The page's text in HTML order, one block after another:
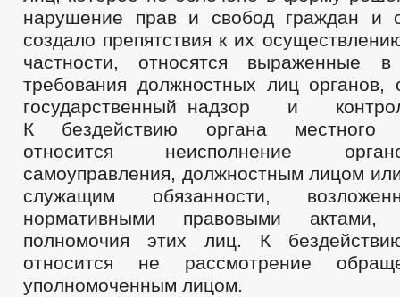
нарушение прав и свобод граждан и
создало препятствия к их
частности, относятся выраженные
требования должностных лиц органов,
государственный надзор и
К бездействию органа местного
относится неисполнение
самоуправления, должностным лицом
служащим обязанности,
нормативными правовыми актами,
полномочия этих лиц. К
относится не рассмотрение
уполномоченным лицом.